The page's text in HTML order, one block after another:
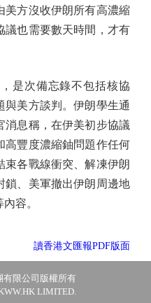
美方沒收伊朗所有高濃縮
議也需要數天時間，才有
次備忘錄不包括核協
與美方談判。伊朗學生通
消息稱，在伊美初步協議
高豐度濃縮鈾問題作任何
束各戰線衝突、解凍伊朗
鎖、美軍撤出伊朗周邊地
容。
讀香港文匯報PDF版面
有限公司版權所有
LIMITED.